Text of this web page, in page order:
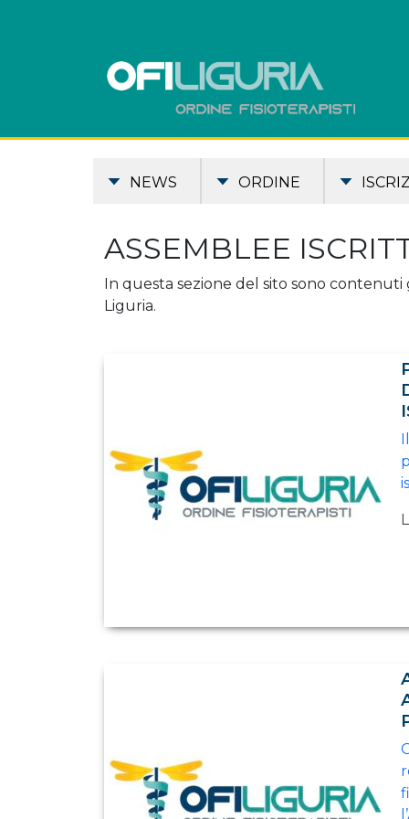
NEWS ORDINE
ASSEMBLEE
In questa sezione del sito sono contenuti
Liguria.